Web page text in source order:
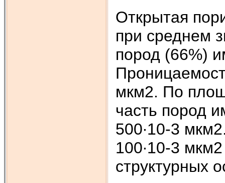
Открытая
при среднем
пород (66%)
мкм2. По
часть пород
500∙10-3
100∙10-3
структурных